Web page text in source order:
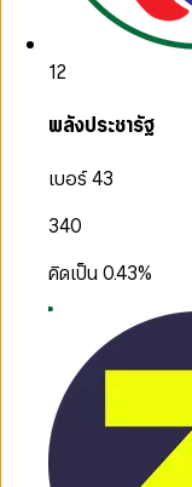
12
พลังประชารัฐ
เบอร์ 43
340
คิดเป็น0.43%